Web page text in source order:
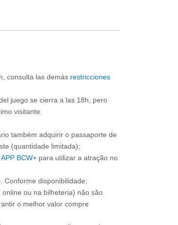
consulta las demás restricciones
juego se cierra a las 18h, pero
visitante.
também adquirir o passaporte de
(quantidade limitada);
APP BCW+ para utilizar a atração no
Conforme disponibilidade;
ou na bilheteria) não são
o melhor valor compre